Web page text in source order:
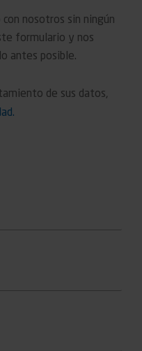
nosotros sin ningún
formulario y nos
antes posible.
de sus datos,